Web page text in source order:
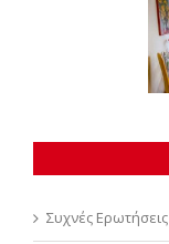
Συχνές Ερωτήσεις